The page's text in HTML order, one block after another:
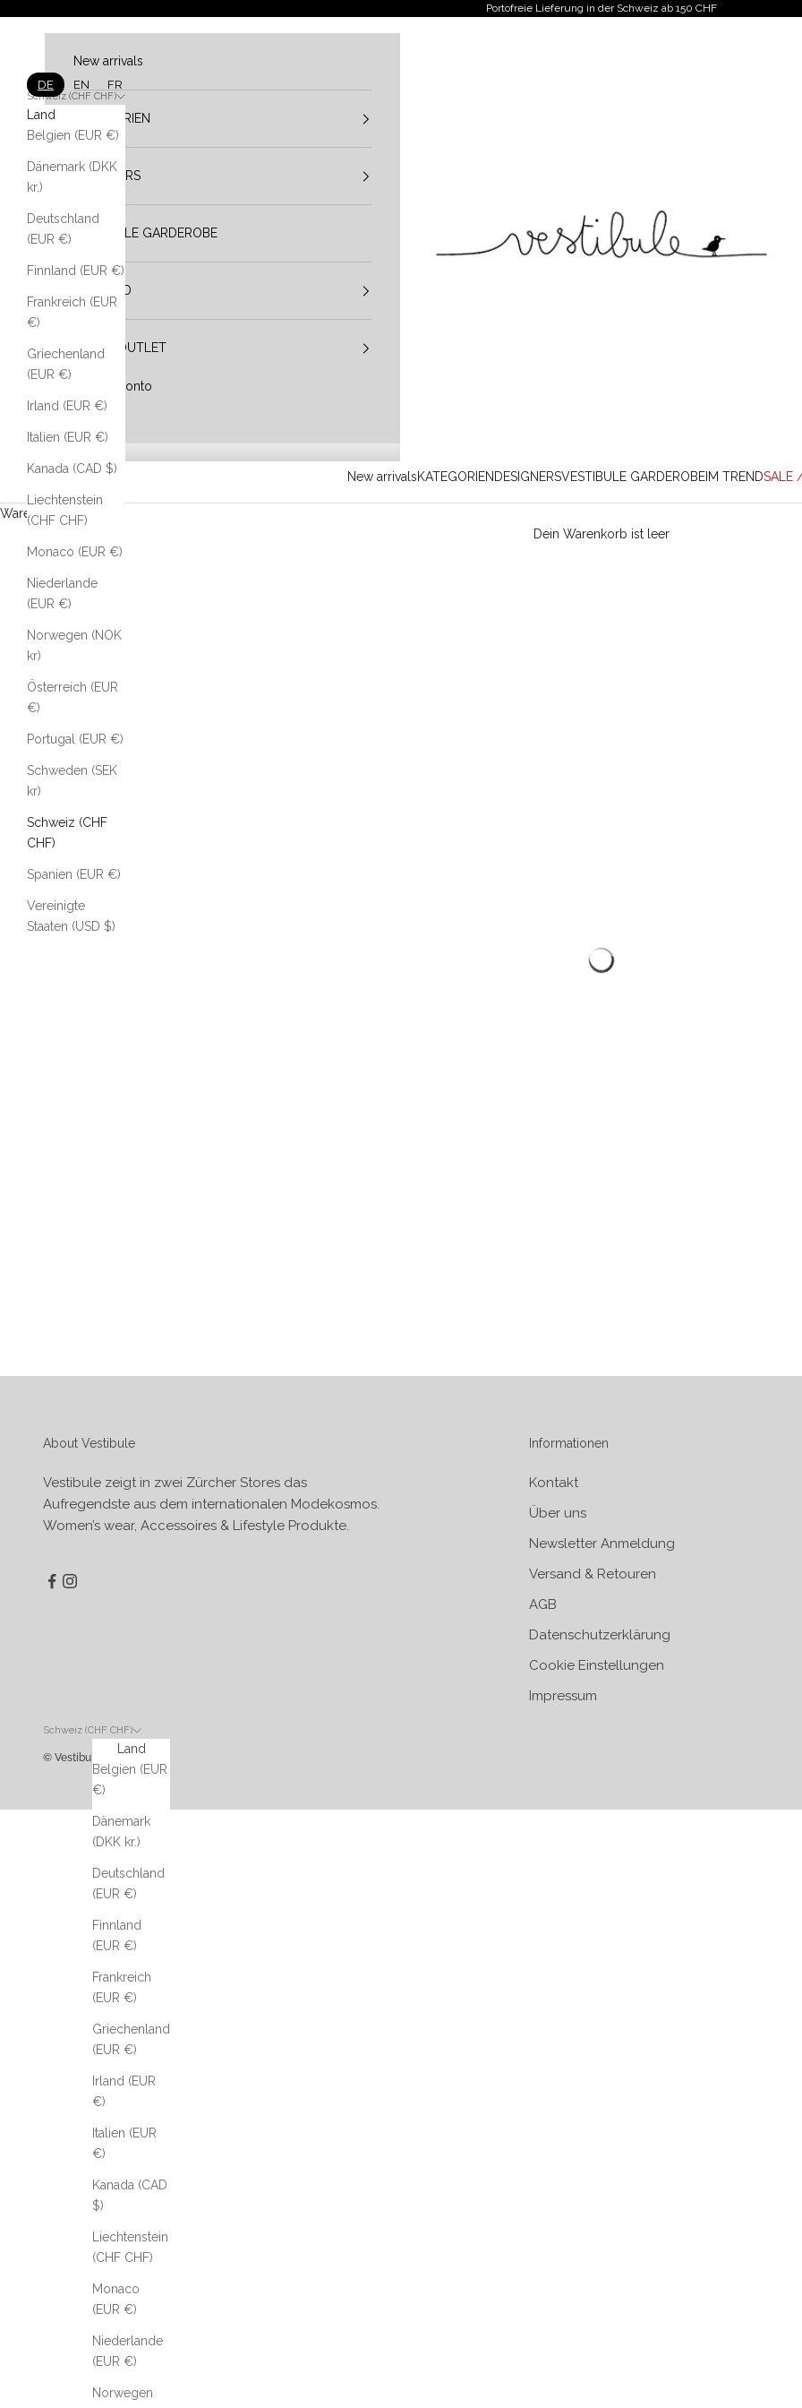
Portofreie Lieferung in der Schweiz ab 150 CHF
New arrivalsKATEGORIENDESIGNERSVESTIBULE GARDEROBEIM TRENDSALE
Schweiz (CHF CHF)
Land
Belgien (EUR €)
Dänemark (DKK
kr.)
Deutschland
(EUR €)
Finnland (EUR €)
Frankreich (EUR
€)
Griechenland
(EUR €)
Irland (EUR €)
Italien (EUR €)
Kanada (CAD $)
Liechtenstein
(CHF CHF)
Monaco (EUR €)
Niederlande
(EUR €)
Norwegen (NOK
kr)
Österreich (EUR
€)
Portugal (EUR €)
Schweden (SEK
kr)
Schweiz (CHF
CHF)
Spanien (EUR €)
Vereinigte
Staaten (USD $)
New arrivals
KATEGORIEN
DESIGNERS
VESTIBULE GARDEROBE
IM TREND
SALE / OUTLET
Mein Konto
Warenkorb
Dein Warenkorb ist leer
About Vestibule
Vestibule zeigt in zwei Zürcher Stores das
Aufregendste aus dem internationalen Modekosmos.
Women’s wear, Accessoires & Lifestyle Produkte.
Informationen
Kontakt
Über uns
Newsletter Anmeldung
Versand & Retouren
AGB
Datenschutzerklärung
Cookie Einstellungen
Impressum
Schweiz (CHF CHF)
Land
Belgien (EUR
€)
Dänemark
(DKK kr.)
Deutschland
(EUR €)
Finnland
(EUR €)
Frankreich
(EUR €)
Griechenland
(EUR €)
Irland (EUR
€)
Italien (EUR
€)
Kanada (CAD
$)
Liechtenstein
(CHF CHF)
Monaco
(EUR €)
Niederlande
(EUR €)
Norwegen
© Vestibule
DE EN FR